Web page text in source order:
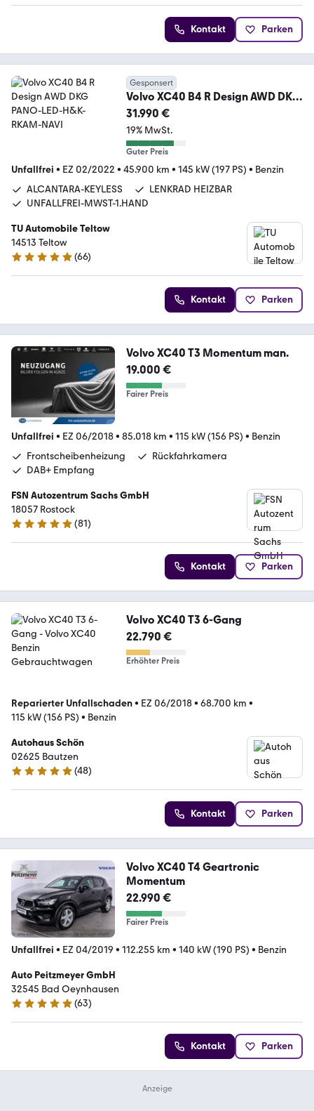
Kontakt Parken
Gesponsert
Volvo XC40 B4 R Design AWD DKG
PANO-LED-H&K-RKAM-NAVI
31.990 €
19% MwSt.
Guter Preis
Unfallfrei • EZ 02/2022 • 45.900 km • 145 kW (197 PS) • Benzin
ALCANTARA-KEYLESS
LENKRAD HEIZBAR
UNFALLFREI-MWST-1.HAND
TU Automobile Teltow
14513 Teltow
4.8 Sterne
(66)
Kontakt Parken
Volvo XC40 T3 Momentum man.
19.000 €
Fairer Preis
Unfallfrei • EZ 06/2018• 85.018 km • 115 kW (156 PS) • Benzin
Frontscheibenheizung
Rückfahrkamera
DAB+ Empfang
FSN Autozentrum Sachs GmbH
18057 Rostock
4.8 Sterne
(81)
Kontakt Parken
Volvo XC40 T3 6-Gang
22.790 €
Erhöhter Preis
Reparierter Unfallschaden• EZ 06/2018• 68.700 km •
115 kW (156 PS) • Benzin
Autohaus Schön
02625 Bautzen
4.9 Sterne
(48)
Kontakt Parken
Volvo XC40 T4 Geartronic
Momentum
22.990 €
Fairer Preis
Unfallfrei • EZ 04/2019 • 112.255 km • 140 kW (190 PS) • Benzin
Auto Peitzmeyer GmbH
32545 Bad Oeynhausen
4.9 Sterne
(63)
Kontakt Parken